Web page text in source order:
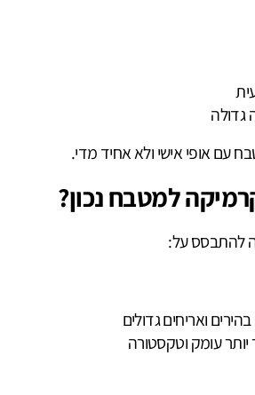
גדולה
עם אופי אישי ולא אחיד מדי.
למטבח נכון?
להתבסס על:
ואריחים גדולים
עומק וטקסטורה